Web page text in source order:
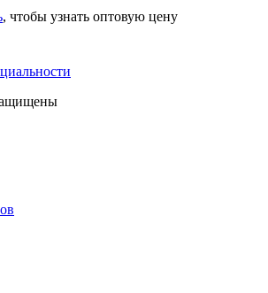
, чтобы узнать оптовую цену